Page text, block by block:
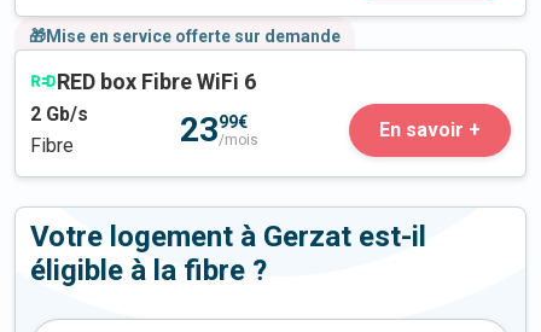
🎁Mise en service offerte sur demande
RED box Fibre WiFi 6
2 Gb/s
Fibre
2399€
/mois En savoir +
Votre logement à Gerzat est-il
éligible à la fibre ?